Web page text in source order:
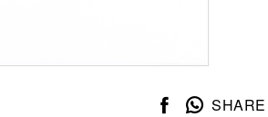
SHARE